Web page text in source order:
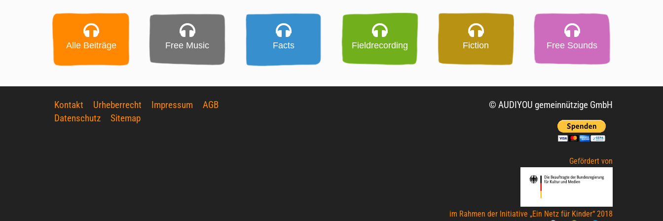
Alle Beiträge Free Music Facts Fieldrecording Fiction Free Sounds
Kontakt Urheberrecht Impressum
AGB
Datenschutz
Sitemap
© AUDIYOU gemeinnützige GmbH
Gefördert von
im Rahmen der Initiative „Ein Netz für Kinder“ 2018